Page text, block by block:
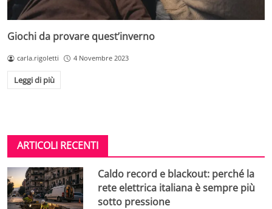
Giochi da provare quest’inverno
carla.rigoletti 4 Novembre 2023
Leggi di più
ARTICOLI RECENTI
Caldo record e blackout: perché la
rete elettrica italiana è sempre più
sotto pressione